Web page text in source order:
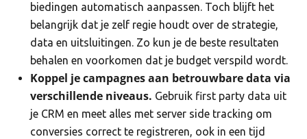
biedingen automatisch aanpassen. Toch blijft het
belangrijk dat je zelf regie houdt over de strategie,
data en uitsluitingen. Zo kun je de beste resultaten
behalen en voorkomen dat je budget verspild wordt.
Koppel je campagnes aan betrouwbare data via
verschillende niveaus. Gebruik first party data uit
je CRM en meet alles met server side tracking om
conversies correct te registreren, ook in een tijd